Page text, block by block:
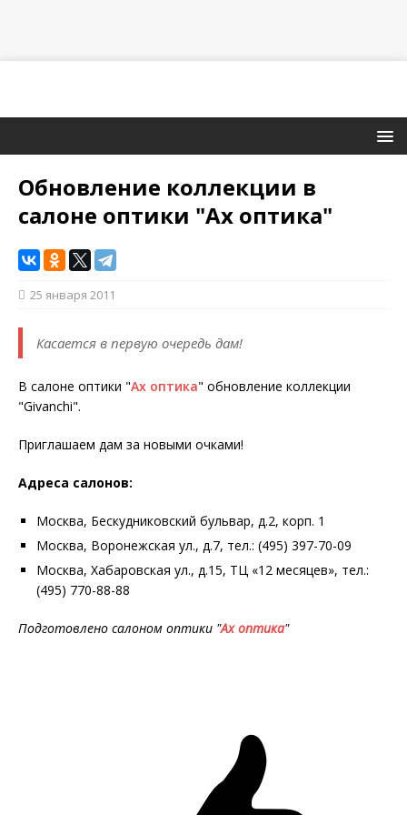
Обновление коллекции в
салоне оптики "Ах оптика"
25 января 2011
Касается в первую очередь дам!
В салоне оптики "Ах оптика" обновление коллекции
"Givanchi".
Приглашаем дам за новыми очками!
Адреса салонов:
Москва, Бескудниковский бульвар, д.2, корп. 1
Москва, Воронежская ул., д.7, тел.: (495) 397-70-09
Москва, Хабаровская ул., д.15, ТЦ «12 месяцев», тел.:
(495) 770-88-88
Подготовлено салоном оптики "Ах оптика"